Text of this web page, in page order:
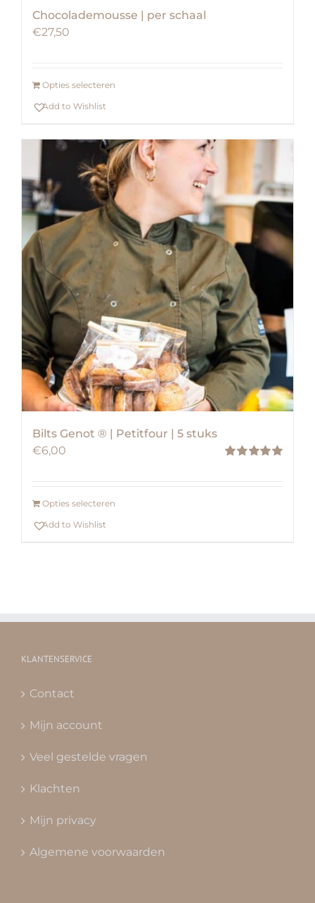
Chocolademousse | per schaal
€27,50
Opties selecteren
Add to Wishlist
Bilts Genot ® | Petitfour | 5 stuks
€6,00
Opties selecteren
Add to Wishlist
KLANTENSERVICE
Contact
Mijn account
Veel gestelde vragen
Klachten
Mijn privacy
Algemene voorwaarden